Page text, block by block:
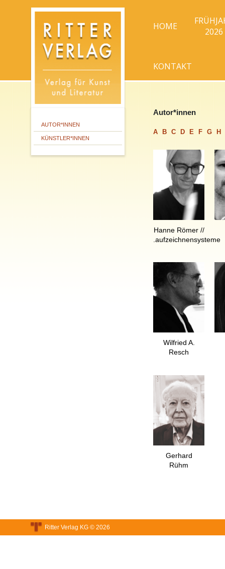
HOME
2026
KONTAKT
AUTOR*INNEN
KÜNSTLER*INNEN
Autor*innen
A B C D E F G H
Hanne Römer //
.aufzeichnensysteme
Wilfried A.
Resch
Gerhard
Rühm
Ritter Verlag KG © 2026